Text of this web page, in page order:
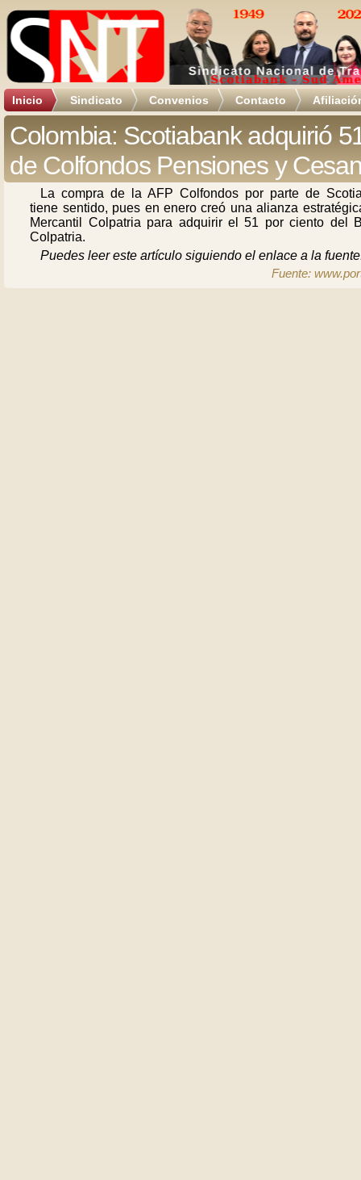
Inicio Sindicato Convenios Contacto
Colombia: Scotiabank adquirió
de Colfondos Pensiones y
La compra de la AFP Colfondos por parte de
tiene sentido, pues en enero creó una alianza
Mercantil Colpatria para adquirir el 51 por ciento del
Colpatria.
Puedes leer este artículo siguiendo el enlace a la
Fuente: